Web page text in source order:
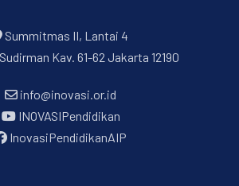
Summitmas II, Lantai 4
Kav. 61-62 Jakarta 12190
info@inovasi.or.id
INOVASIPendidikan
InovasiPendidikanAIP